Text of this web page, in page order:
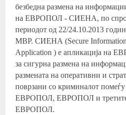
безбедна размена на
на ЕВРОПОЛ - СИЕНА, по
периодот од 22/24.10.2013
МВР. СИЕНА (Secure Information
Application ) е апликација на
за сигурна размена на
размената на оперативни и
поврзани со криминалот помеѓу
ЕВРОПОЛ, ЕВРОПОЛ и третите
ЕВРОПОЛ.